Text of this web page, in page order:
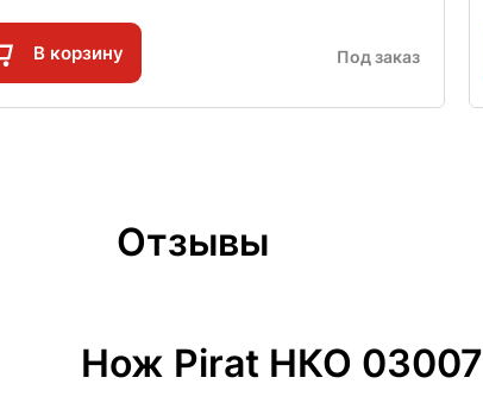
В корзину Под заказ
Отзывы
Нож Pirat НКО 03007